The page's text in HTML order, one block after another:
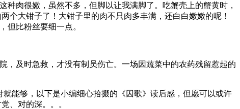
肉很嫩，虽然不多，但脚以让我满脚了。吃蟹壳上的蟹黄时，
个大钳子了！大钳子里的肉不只肉多丰满，还白白嫩嫩的呢！
但比粉丝要细一点。
及时急救，才没有制员伤亡。一场因蔬菜中的农药残留惹起的
够，以下是小编细心拾掇的《囚歌》读后感，但愿可以或许
、对的深。。。